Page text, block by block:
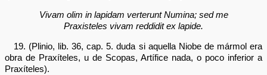
Vivam olim in lapidam verterunt Numina; sed me
Praxisteles vivam reddidit ex lapide.
19. (Plinio, lib. 36, cap. 5. duda si aquella Niobe de mármol era
obra de Praxíteles, u de Scopas, Artífice nada, o poco inferior a
Praxíteles).